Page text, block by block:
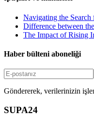
Navigating the
Difference between
The Impact of Rising
Haber bülteni aboneliği
Göndererek, verilerinizin
SUPA24